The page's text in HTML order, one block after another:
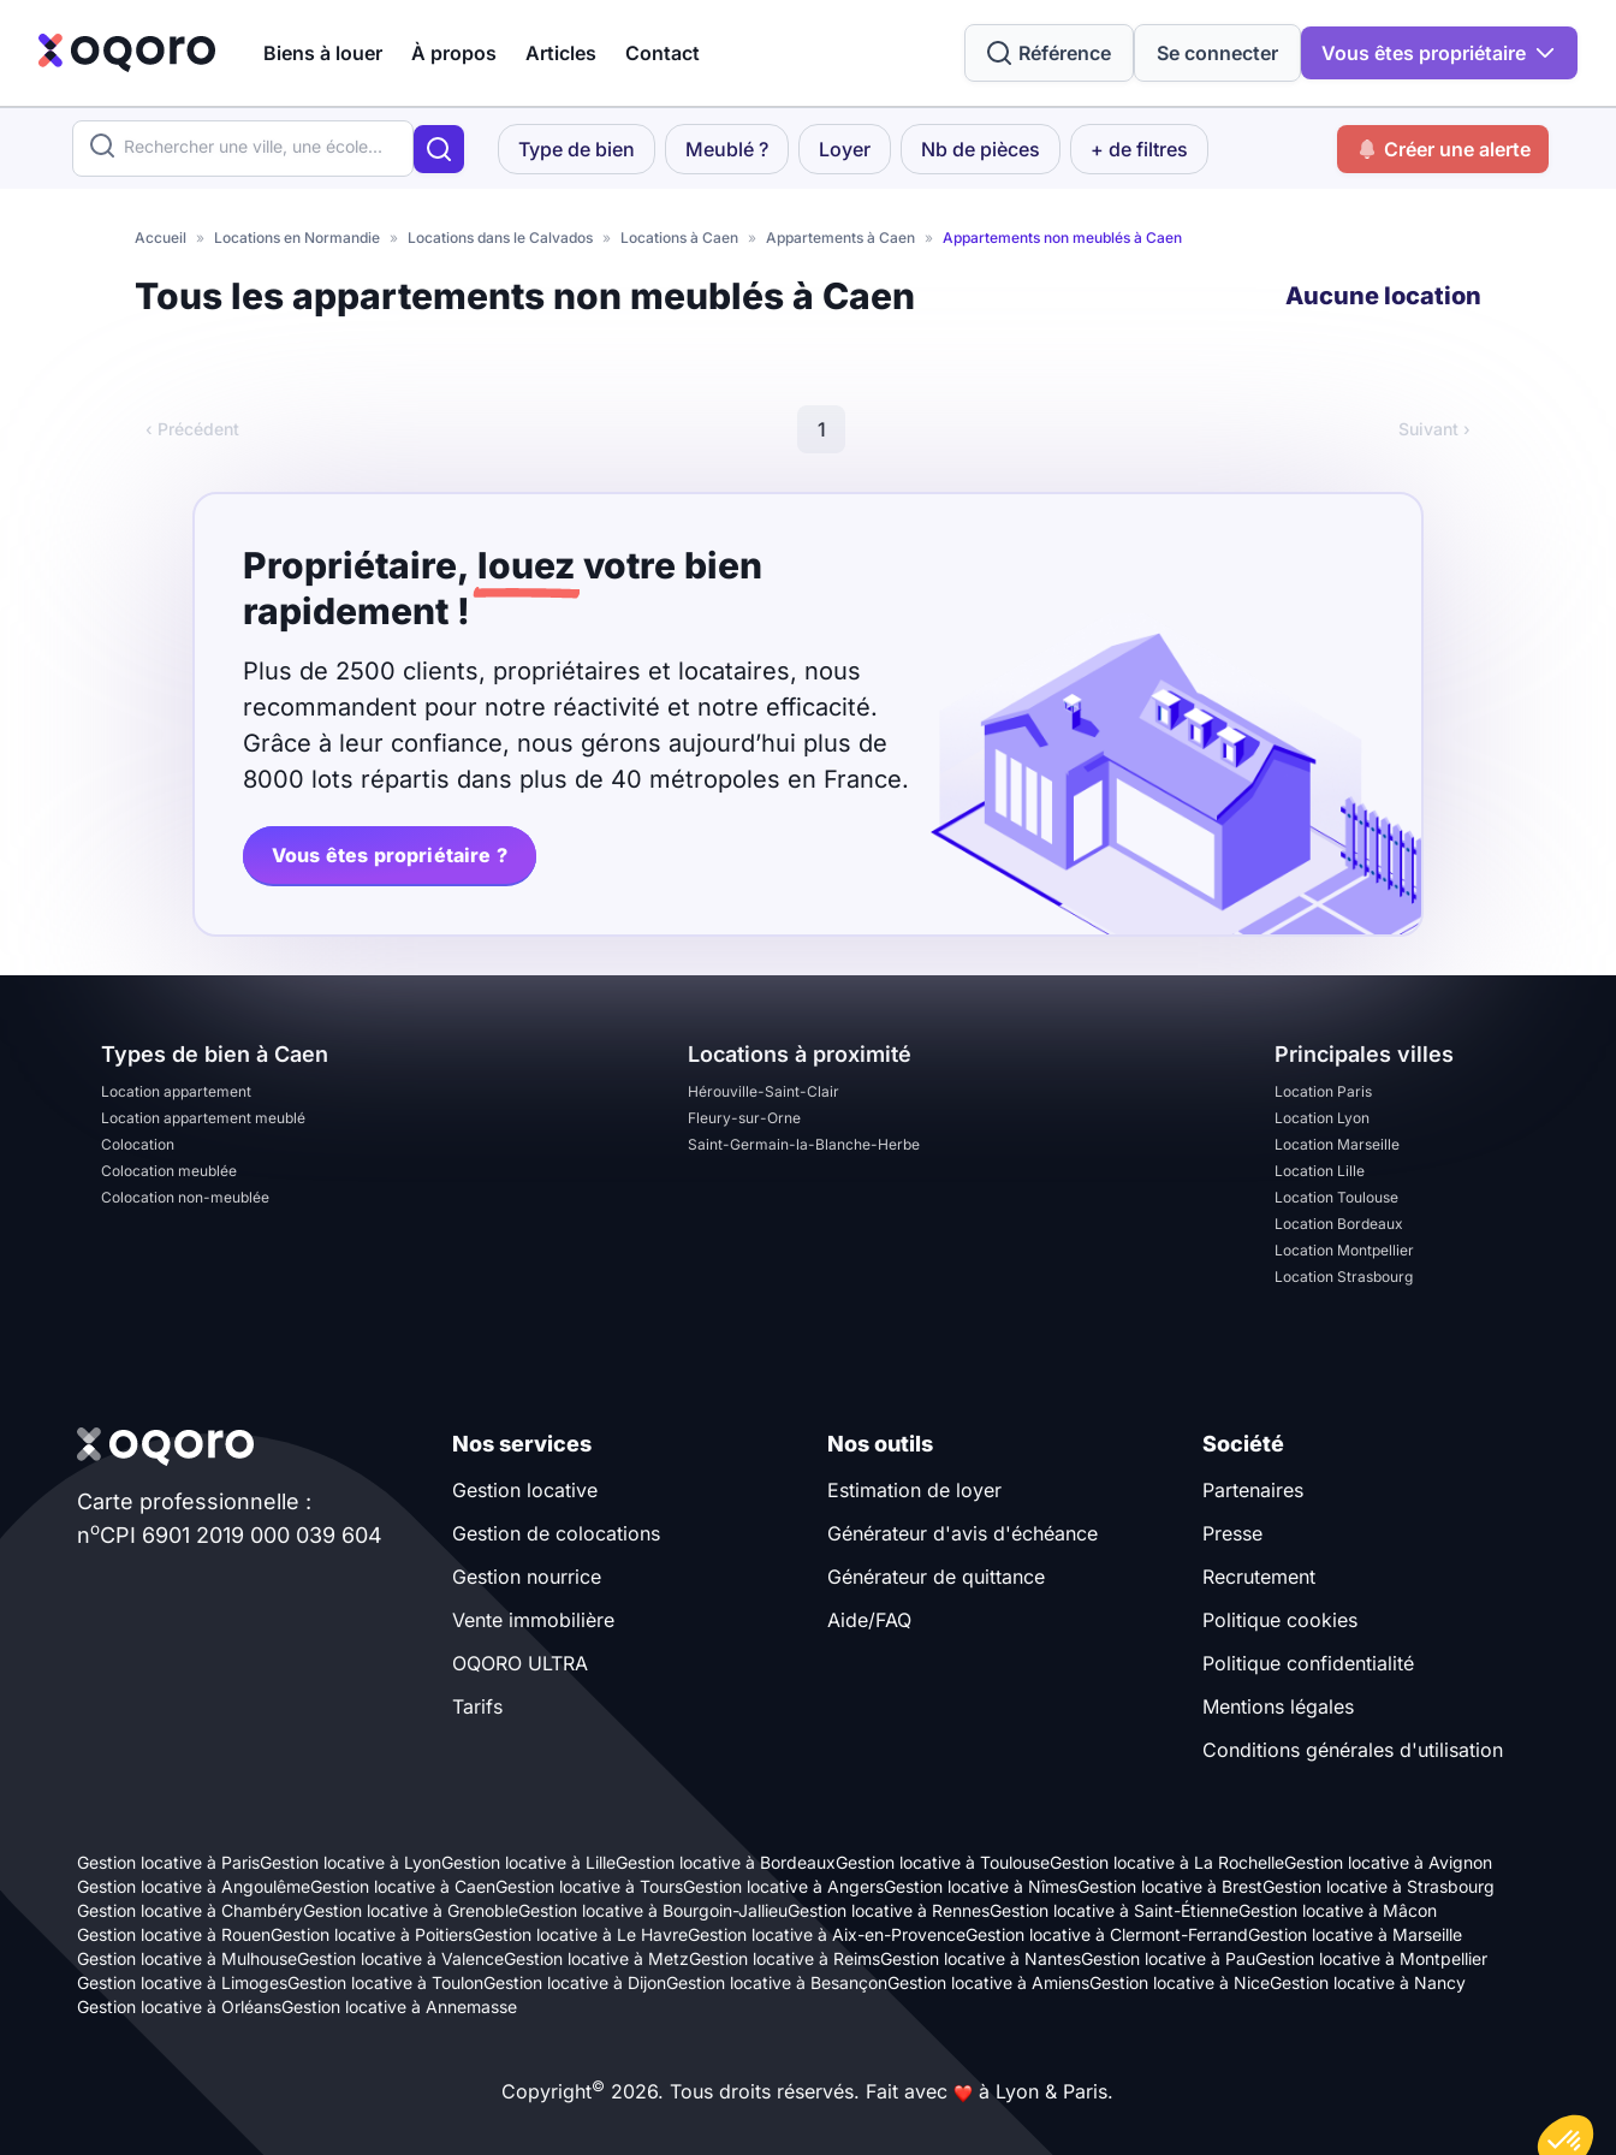
Biens à louer À propos Articles Contact Référence Se connecter Vous êtes propriétaire
Votre
Résidence étudiante
Non meublé
€
T11 T12
T14
Nombre de chambres
disponibles
chambres
disponibles
Local à vélo
Disponible à partir du
recherche
Type de bien Meublé ? Loyer Nb de pièces + de filtres Créer une alerte
Accueil » Locations en Normandie » Locations dans le Calvados » Locations à Caen » Appartements à Caen » Appartements non meublés à Caen
Tous les appartements non meublés à Caen Aucune location
‹ Précédent 1 Suivant ›
Propriétaire, louez votre bien
rapidement !
Plus de 2500 clients, propriétaires et locataires, nous
recommandent pour notre réactivité et notre efficacité.
Grâce à leur confiance, nous gérons aujourd’hui plus de
8000 lots répartis dans plus de 40 métropoles en France.
Vous êtes propriétaire ?
Types de bien à Caen
Location appartement
Location appartement meublé
Colocation
Colocation meublée
Colocation non-meublée
Locations à proximité
Hérouville-Saint-Clair
Fleury-sur-Orne
Saint-Germain-la-Blanche-Herbe
Principales villes
Location Paris
Location Lyon
Location Marseille
Location Lille
Location Toulouse
Location Bordeaux
Location Montpellier
Location Strasbourg
Carte professionnelle :
noCPI 6901 2019 000 039 604
Nos services
Gestion locative
Gestion de colocations
Gestion nourrice
Vente immobilière
OQORO ULTRA
Tarifs
Nos outils
Estimation de loyer
Générateur d'avis d'échéance
Générateur de quittance
Aide/FAQ
Société
Partenaires
Presse
Recrutement
Politique cookies
Politique confidentialité
Mentions légales
Conditions générales d'utilisation
Gestion locative à ParisGestion locative à LyonGestion locative à LilleGestion locative à BordeauxGestion locative à ToulouseGestion locative à La RochelleGestion locative à Avignon
Gestion locative à AngoulêmeGestion locative à CaenGestion locative à ToursGestion locative à AngersGestion locative à NîmesGestion locative à BrestGestion locative à Strasbourg
Gestion locative à ChambéryGestion locative à GrenobleGestion locative à Bourgoin-JallieuGestion locative à RennesGestion locative à Saint-ÉtienneGestion locative à Mâcon
Gestion locative à RouenGestion locative à PoitiersGestion locative à Le HavreGestion locative à Aix-en-ProvenceGestion locative à Clermont-FerrandGestion locative à Marseille
Gestion locative à MulhouseGestion locative à ValenceGestion locative à MetzGestion locative à ReimsGestion locative à NantesGestion locative à PauGestion locative à Montpellier
Gestion locative à LimogesGestion locative à ToulonGestion locative à DijonGestion locative à BesançonGestion locative à AmiensGestion locative à NiceGestion locative à Nancy
Gestion locative à OrléansGestion locative à Annemasse
Copyright© 2026. Tous droits réservés. Fait avec à Lyon & Paris.Axeptio consent
Plateforme de Gestion du Consentement : Personnalisez vos Options
Notre plateforme vous permet d'adapter et de gérer vos